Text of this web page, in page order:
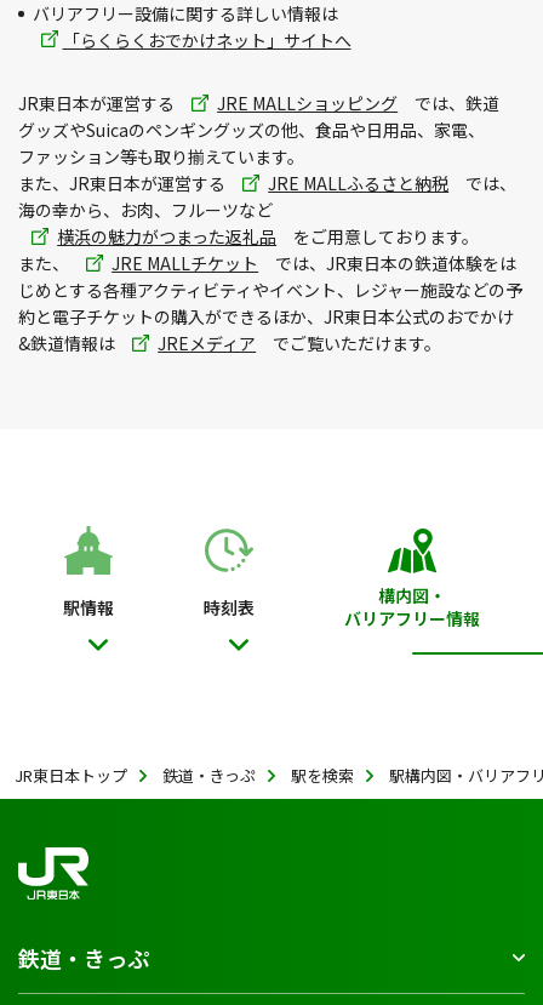
バリアフリー設備に関する詳しい情報は
「らくらくおでかけネット」サイトへ
JR東日本が運営する JRE MALLショッピング別
ウィ
ド
で
開
き
ま
す
では、鉄道
グッズやSuicaのペンギングッズの他、食品や日用品、家電、
ファッション等も取り揃えています。
また、JR東日本が運営する
JRE MALLふるさと納税別
ン
ド
ウ
で
では、
海の幸から、お肉、フルーツなど
横浜の魅力がつまった返礼品
ウィ
ン
ド
ウ
をご用意しております。
また、
JRE MALLチケット
ウィ
ン
ド
では、JR東日本の鉄道体験をは
じめとする各種アクティビティやイベント、レジャー施設などの予
約と電子チケットの購入ができるほか、JR東日本公式のおでかけ
&鉄道情報は
JREメディア でご覧いただけます。
駅情報 時刻表
構内図・
バリアフリー情報
JR東日本トップ 鉄道・きっぷ 駅を検索 駅構内図・バリアフ
鉄道・きっぷ